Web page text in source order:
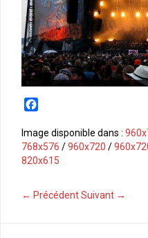
c
e
b
k
Image disponible dans :
768x576 /960x720 /
820x615
← PrécédentSuivant →